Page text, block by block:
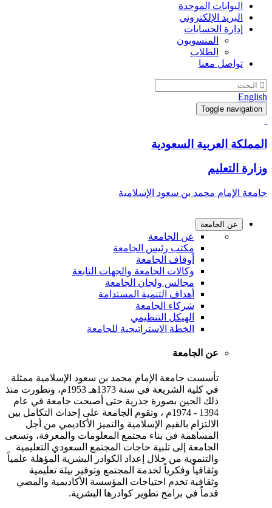
البوابات الموحدة
البريد الإلكتروني
إدارة الحسابات
المنسوبون
الطلاب
تواصل معنا
English
Toggle navigation
المملكة العربية السعودية
وزارة التعليم
جامعة الإمام محمد بن سعود الإسلامية
عن الجامعة
عن الجامعة
مكتب رئيس الجامعة
أوقاف الجامعة
وكالات الجامعة والجهات التابعة
مجالس ولجان الجامعة
أهداف التنمية المستدامة
شركاء الجامعة
الهيكل التنظيمي
الخطة الاستراتيجية للجامعة
عن الجامعة
تأسست جامعة الإمام محمد بن سعود الإسلامية ممثلة
في كلية الشريعة في سنة 1373هـ 1953م، وتطورت منذ
ذلك الحين بصورة جذرية حتى أصبحت جامعة في عام
1394 - 1974م ، وتقوم الجامعة على إحداث التكامل بين
الالتزام بالقيم الإسلامية والتميز الأكاديمي من أجل
المساهمة في بناء مجتمع المعلومات والمعرفة، وتسعى
الجامعة إلى تلبية حاجات المجتمع السعودي التعليمية
والتنموية من خلال إعداد الكوادر البشرية المؤهلة علمياً
وثقافياً وفكرياً لخدمة المجتمع وتوفير بيئة تعليمية
وثقافية تخدم احتياجات المؤسسة الأكاديمية والمضي
قدماً في برامج تطوير كوادرها البشرية.